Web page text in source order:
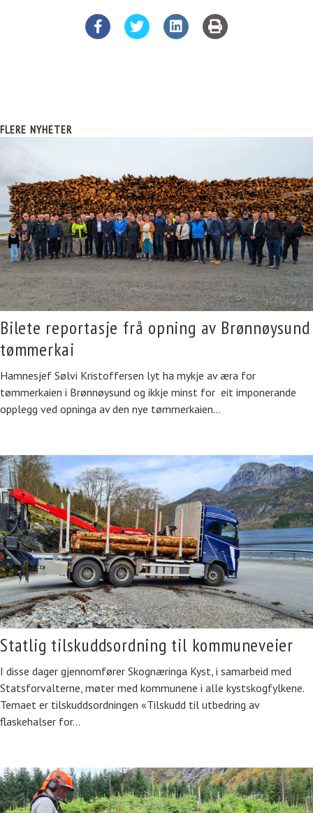
FLERE NYHETER
Bilete reportasje frå opning av Brønnøysund
tømmerkai
Hamnesjef Sølvi Kristoffersen lyt ha mykje av æra for
tømmerkaien i Brønnøysund og ikkje minst for eit imponerande
opplegg ved opninga av den nye tømmerkaien…
Statlig tilskuddsordning til kommuneveier
I disse dager gjennomfører Skognæringa Kyst, i samarbeid med
Statsforvalterne, møter med kommunene i alle kystskogfylkene.
Temaet er tilskuddsordningen «Tilskudd til utbedring av
flaskehalser for…